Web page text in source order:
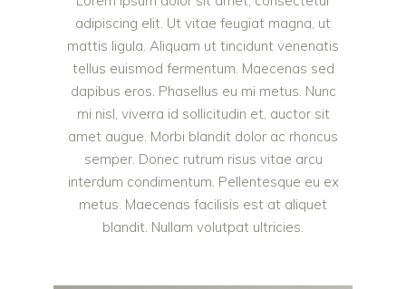
adipiscing elit. Ut vitae feugiat magna, ut
mattis ligula. Aliquam ut tincidunt venenatis
tellus euismod fermentum. Maecenas sed
dapibus eros. Phasellus eu mi metus. Nunc
mi nisl, viverra id sollicitudin et, auctor sit
amet augue. Morbi blandit dolor ac rhoncus
semper. Donec rutrum risus vitae arcu
interdum condimentum. Pellentesque eu ex
metus. Maecenas facilisis est at aliquet
blandit. Nullam volutpat ultricies.